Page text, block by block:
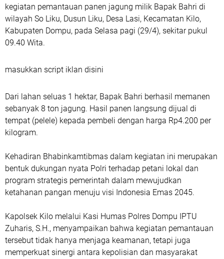
kegiatan pemantauan panen jagung milik Bapak Bahri di
wilayah So Liku, Dusun Liku, Desa Lasi, Kecamatan Kilo,
Kabupaten Dompu, pada Selasa pagi (29/4), sekitar pukul
09.40 Wita.
masukkan script iklan disini
Dari lahan seluas 1 hektar, Bapak Bahri berhasil memanen
sebanyak 8 ton jagung. Hasil panen langsung dijual di
tempat (pelele) kepada pembeli dengan harga Rp4.200 per
kilogram.
Kehadiran Bhabinkamtibmas dalam kegiatan ini merupakan
bentuk dukungan nyata Polri terhadap petani lokal dan
program strategis pemerintah dalam mewujudkan
ketahanan pangan menuju visi Indonesia Emas 2045.
Kapolsek Kilo melalui Kasi Humas Polres Dompu IPTU
Zuharis, S.H., menyampaikan bahwa kegiatan pemantauan
tersebut tidak hanya menjaga keamanan, tetapi juga
memperkuat sinergi antara kepolisian dan masyarakat